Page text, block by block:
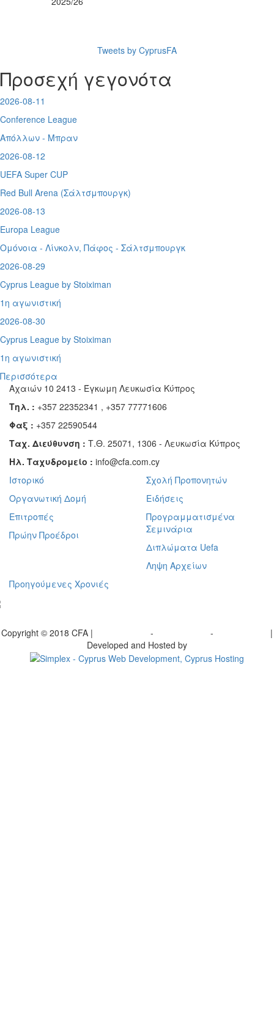
Tweets by CyprusFA
Προσεχή γεγονότα
2026-08-11
Conference League
Απόλλων - Μπραν
2026-08-12
UEFA Super CUP
Red Bull Arena (Σάλτσμπουργκ)
2026-08-13
Europa League
Ομόνοια - Λίνκολν, Πάφος - Σάλτσμπουργκ
2026-08-29
Cyprus League by Stoiximan
1η αγωνιστική
2026-08-30
Cyprus League by Stoiximan
1η αγωνιστική
Περισσότερα
Αχαιών 10 2413 - Έγκωμη Λευκωσία Κύπρος
Τηλ. : +357 22352341 , +357 77771606
Φαξ : +357 22590544
Ταχ. Διεύθυνση : Τ.Θ. 25071, 1306 - Λευκωσία Κύπρος
Ηλ. Ταχυδρομείο : info@cfa.com.cy
Ιστορικό
Οργανωτική Δομή
Επιτροπές
Πρώην Προέδροι
Σχολή Προπονητών
Ειδήσεις
Προγραμματισμένα
Σεμινάρια
Διπλώματα Uefa
Ληψη Αρχείων
Προηγούμενες Χρονιές
Copyright © 2018 CFA | - -
|
Developed and Hosted by